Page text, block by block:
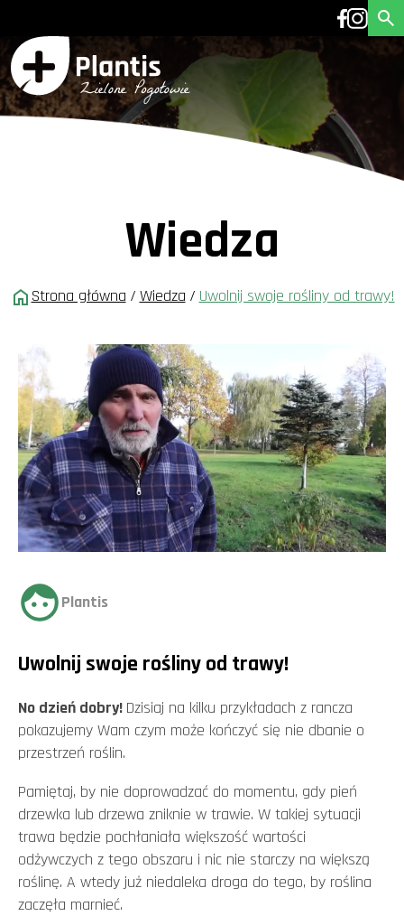
Wiedza
Strona główna / Wiedza / Uwolnij swoje rośliny od trawy!
Plantis
Uwolnij swoje rośliny od trawy!
No dzień dobry! Dzisiaj na kilku przykładach z rancza
pokazujemy Wam czym może kończyć się nie dbanie o
przestrzeń roślin.
Pamiętaj, by nie doprowadzać do momentu, gdy pień
drzewka lub drzewa zniknie w trawie. W takiej sytuacji
trawa będzie pochłaniała większość wartości
odżywczych z tego obszaru i nic nie starczy na większą
roślinę. A wtedy już niedaleka droga do tego, by roślina
zaczęła marnieć.